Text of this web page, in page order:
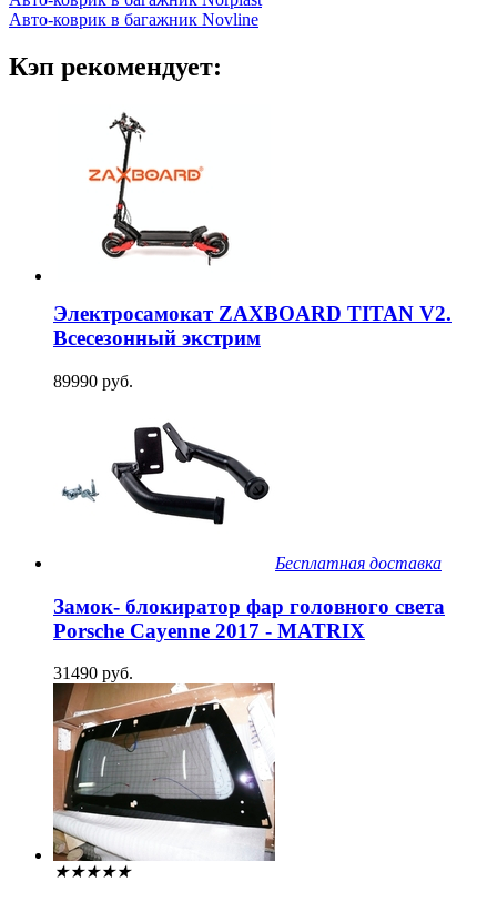
Авто-коврик в багажник Novline
Кэп рекомендует:
Электросамокат ZAXBOARD TITAN V2.
Всесезонный экстрим
89990 руб.
Бесплатная доставка
Замок- блокиратор фар головного света
Porsche Cayenne 2017 - MATRIX
31490 руб.
★★★★★